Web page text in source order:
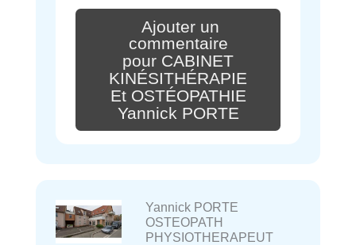
Ajouter un
commentaire
pour CABINET
KINÉSITHÉRAPIE
Et OSTÉOPATHIE
Yannick PORTE
Yannick PORTE
OSTEOPATH
PHYSIOTHERAPEUT